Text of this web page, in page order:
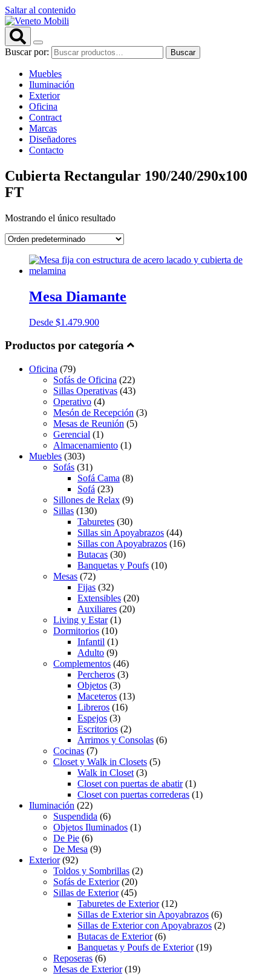
Saltar al contenido
Buscar por: Buscar
Muebles
Iluminación
Exterior
Oficina
Contract
Marcas
Diseñadores
Contacto
Cubierta Rectangular 190/240/290x100
FT
Mostrando el único resultado
Mesa Diamante
Desde $1.479.900
Productos por categoría
Oficina (79)
Sofás de Oficina (22)
Sillas Operativas (43)
Operativo (4)
Mesón de Recepción (3)
Mesas de Reunión (5)
Gerencial (1)
Almacenamiento (1)
Muebles (303)
Sofás (31)
Sofá Cama (8)
Sofá (23)
Sillones de Relax (9)
Sillas (130)
Taburetes (30)
Sillas sin Apoyabrazos (44)
Sillas con Apoyabrazos (16)
Butacas (30)
Banquetas y Poufs (10)
Mesas (72)
Fijas (32)
Extensibles (20)
Auxiliares (20)
Living y Estar(1)
Dormitorios (10)
Infantil (1)
Adulto (9)
Complementos (46)
Percheros (3)
Objetos (3)
Maceteros (13)
Libreros (16)
Espejos (3)
Escritorios (2)
Arrimos y Consolas (6)
Cocinas (7)
Closet y Walk in Closets (5)
Walk in Closet (3)
Closet con puertas de abatir(1)
Closet con puertas correderas (1)
Iluminación (22)
Suspendida (6)
Objetos Iluminados (1)
De Pie (6)
De Mesa (9)
Exterior(92)
Toldos y Sombrillas (2)
Sofás de Exterior(20)
Sillas de Exterior(45)
Taburetes de Exterior(12)
Sillas de Exterior sin Apoyabrazos (6)
Sillas de Exterior con Apoyabrazos (2)
Butacas de Exterior(6)
Banquetas y Poufs de Exterior(19)
Reposeras (6)
Mesas de Exterior(19)